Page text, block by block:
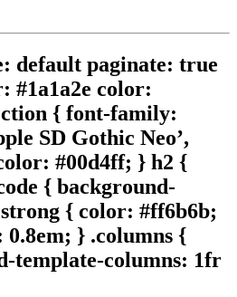
default paginate: true
#1a1a2e color:
{ font-family:
SD Gothic Neo’,
#00d4ff; } h2 {
{ background-
{ color: #ff6b6b;
} .columns {
template-columns: 1fr